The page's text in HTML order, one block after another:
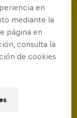
en
mediante la
página en
consulta la
de cookies